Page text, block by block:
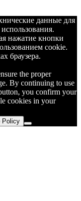
данные для
нажатие кнопки
cookie.
браузера.
the proper
By continuing to use
you confirm your
cookies in your
Policy